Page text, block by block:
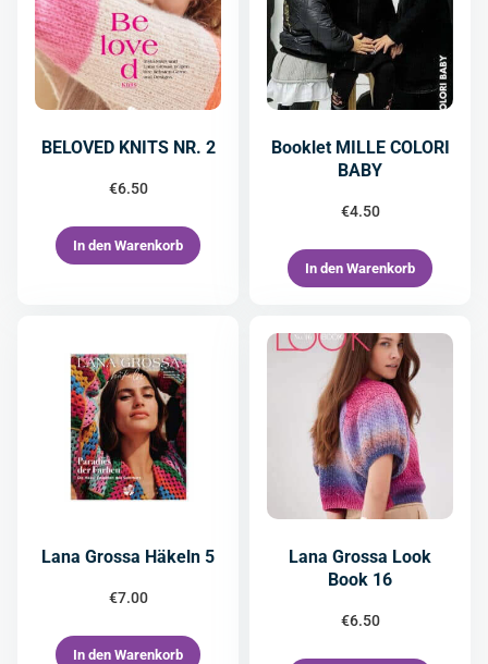
BELOVED KNITS NR. 2
€6.50
In den Warenkorb
Booklet MILLE COLORI
BABY
€4.50
In den Warenkorb
Lana Grossa Häkeln 5
€7.00
In den Warenkorb
Lana Grossa Look
Book 16
€6.50